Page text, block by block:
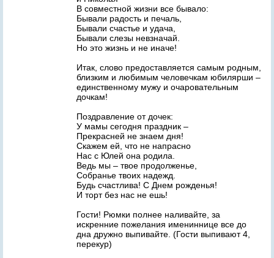
В совместной жизни все бывало:
Бывали радость и печаль,
Бывали счастье и удача,
Бывали слезы невзначай.
Но это жизнь и не иначе!
Итак, слово предоставляется самым родным,
близким и любимым человечкам юбилярши –
единственному мужу и очаровательным
дочкам!
Поздравление от дочек:
У мамы сегодня праздник –
Прекрасней не знаем дня!
Скажем ей, что не напрасно
Нас с Юлей она родила.
Ведь мы – твое продолженье,
Собранье твоих надежд.
Будь счастлива! С Днем рожденья!
И торт без нас не ешь!
Гости! Рюмки полнее наливайте, за
искренние пожелания имениннице все до
дна дружно выпивайте. (Гости выпивают 4,
перекур)